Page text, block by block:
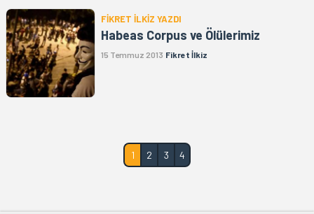
FİKRET İLKİZ YAZDI
Habeas Corpus ve Ölülerimiz
15 Temmuz 2013 Fikret İlkiz
1 2 3 4